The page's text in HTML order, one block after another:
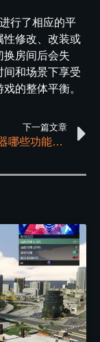
行了相应的平
性修改、改装或
换房间后会失
和场景下享受
的整体平衡。
下一篇文章
GTA5修改器哪些功能可以弥补游戏的设计缺陷